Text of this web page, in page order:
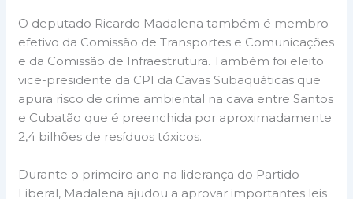
O deputado Ricardo Madalena também é membro
efetivo da Comissão de Transportes e Comunicações
e da Comissão de Infraestrutura. Também foi eleito
vice-presidente da CPI da Cavas Subaquáticas que
apura risco de crime ambiental na cava entre Santos
e Cubatão que é preenchida por aproximadamente
2,4 bilhões de resíduos tóxicos.
Durante o primeiro ano na liderança do Partido
Liberal, Madalena ajudou a aprovar importantes leis